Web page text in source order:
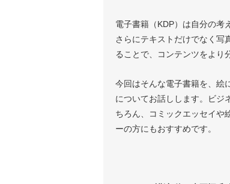
電子書籍（KDP）は自分の考
さらにテキストだけでなく写
ることで、コンテンツをより
今回はそんな電子書籍を、絵
についてお話しします。ビジ
ちろん、コミックエッセイや
ーの方にもおすすめです。